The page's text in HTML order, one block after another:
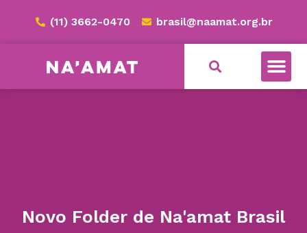
(11) 3662-0470 brasil@naamat.org.br
Novo Folder de Na'amat Brasil